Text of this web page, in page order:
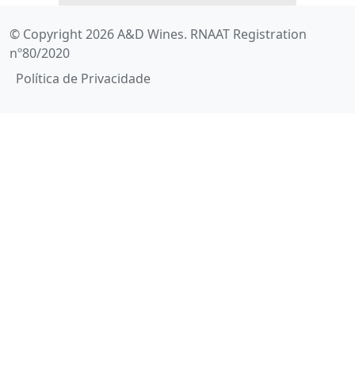
© Copyright 2026 A&D Wines. RNAAT Registration
nº80/2020
Política de Privacidade